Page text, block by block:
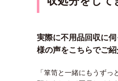
実際に不用品回収に
様の声をこちらでご紹
「箪笥と一緒にもうず